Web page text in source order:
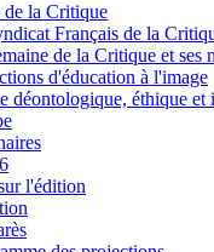
de la Critique
Français de la
de la Critique et ses
d'éducation à l'image
déontologique, éthique et
l'édition